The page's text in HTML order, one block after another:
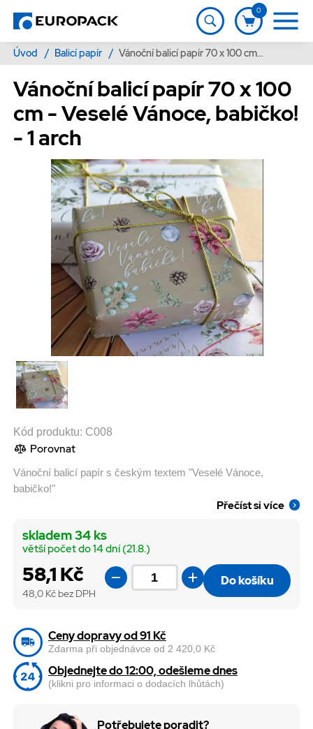
0
Úvod / Balicí papír / Vánoční balicí papír 70 x 100 cm - Veselé Vánoce, babičko! - 1 arch
Vánoční balicí papír 70 x 100
cm - Veselé Vánoce, babičko!
- 1 arch
Kód produktu: C008
Porovnat
Vánoční balicí papír s českým textem "Veselé Vánoce,
babičko!"
Přečíst si více
58,1 Kč
48,0 Kč bez DPH
skladem 34 ks
větší počet do 14 dní (21.8.)
Do košíku
Ceny dopravy od 91 Kč
Zdarma při objednávce od 2 420,0 Kč
Objednejte do 12:00, odešleme dnes
(klikni pro informaci o dodacích lhůtách)
Potřebujete poradit?